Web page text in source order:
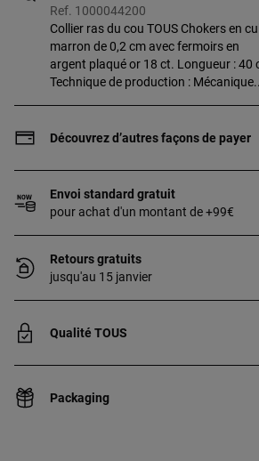
Ref. 1000044200
Collier ras du cou TOUS Chokers en
marron de 0,2 cm avec fermoirs en
argent plaqué or 18 ct. Longueur : 40
Technique de production : Mécanique.
Cette qualité garantit une plus grande
Découvrez d’autres façons de payer
Envoi standard gratuit
pour achat d'un montant de +99€
Retours gratuits
jusqu'au 15 janvier
Qualité TOUS
Packaging